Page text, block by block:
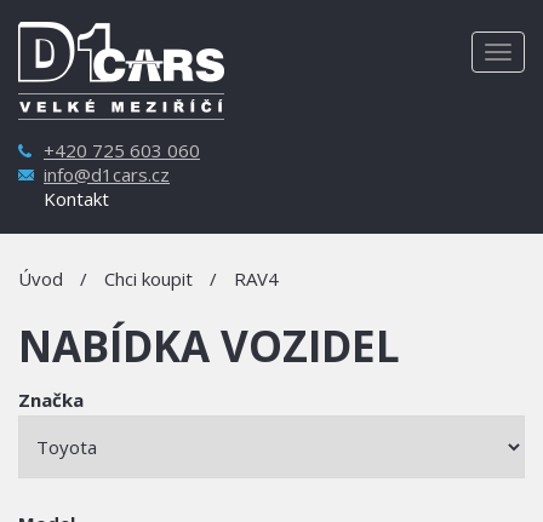
+420 725 603 060
info@d1cars.cz
Kontakt
Úvod / Chci koupit / RAV4
NABÍDKA VOZIDEL
Značka